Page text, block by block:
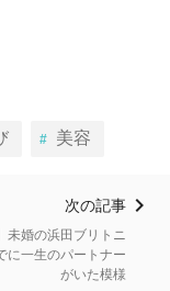
美容
次の記事
未婚の浜田ブリトニ
一生のパートナー
がいた模様